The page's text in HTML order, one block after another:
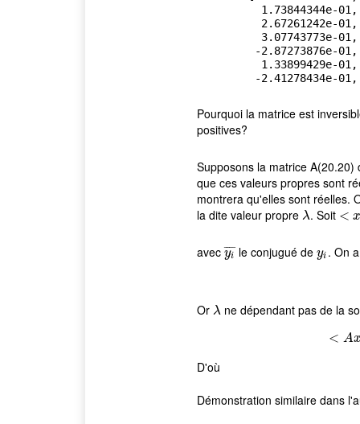
-
Pourquoi la matrice est
positives?
Supposons la matrice
que ces valeurs propres sont
montrera qu'elles sont réelles.
la dite valeur propre λ
λ. Soit <
<x ,y
avecyi
¯ ¯
¯¯
yi¯le conjugué de yi
yi . On
Or λ
λ ne dépendant pas de la
< A
<A
D'où
Démonstration similaire dans